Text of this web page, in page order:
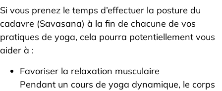
Si vous prenez le temps d’effectuer la posture du
cadavre (Savasana) à la fin de chacune de vos
pratiques de yoga, cela pourra potentiellement vous
aider à :
Favoriser la relaxation musculaire
Pendant un cours de yoga dynamique, le corps